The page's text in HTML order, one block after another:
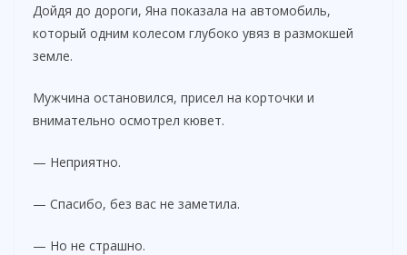
Дойдя до дороги, Яна показала на автомобиль,
который одним колесом глубоко увяз в размокшей
земле.
Мужчина остановился, присел на корточки и
внимательно осмотрел кювет.
— Неприятно.
— Спасибо, без вас не заметила.
— Но не страшно.